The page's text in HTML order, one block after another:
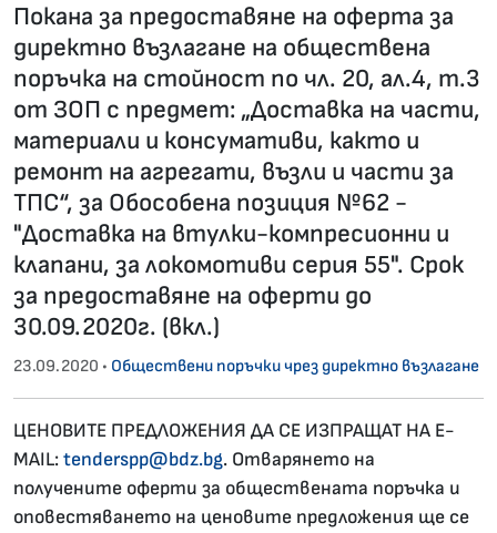
Покана за предоставяне на оферта за
директно възлагане на обществена
поръчка на стойност по чл. 20, ал.4, т.3
от ЗОП с предмет: „Доставка на части,
материали и консумативи, както и
ремонт на агрегати, възли и части за
ТПС“, за Обособена позиция №62 -
"Доставка на втулки-компресионни и
клапани, за локомотиви серия 55". Срок
за предоставяне на оферти до
30.09.2020г. (вкл.)
23.09.2020 • Обществени поръчки чрез директно възлагане
ЦЕНОВИТЕ ПРЕДЛОЖЕНИЯ ДА СЕ ИЗПРАЩАТ НА E-
MAIL:tenderspp@bdz.bg. Отварянето на
получените оферти за обществената поръчка и
оповестяването на ценовите предложения ще се